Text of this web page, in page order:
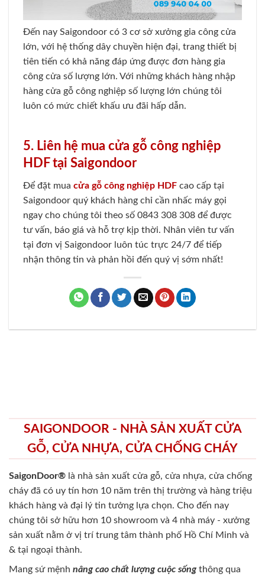
Đến nay Saigondoor có 3 cơ sở xưởng gia công cửa
lớn, với hệ thống dây chuyền hiện đại, trang thiết bị
tiên tiến có khả năng đáp ứng được đơn hàng gia
công cửa số lượng lớn. Với những khách hàng nhập
hàng cửa gỗ công nghiệp số lượng lớn chúng tôi
luôn có mức chiết khấu ưu đãi hấp dẫn.
5. Liên hệ mua cửa gỗ công nghiệp
HDF tại Saigondoor
Để đặt mua cửa gỗ công nghiệp HDF cao cấp tại
Saigondoor quý khách hàng chỉ cần nhấc máy gọi
ngay cho chúng tôi theo số 0843 308 308 để được
tư vấn, báo giá và hỗ trợ kịp thời. Nhân viên tư vấn
tại đơn vị Saigondoor luôn túc trực 24/7 để tiếp
nhận thông tin và phản hồi đến quý vị sớm nhất!
SAIGONDOOR - NHÀ SẢN XUẤT CỬA
GỖ, CỬA NHỰA, CỬA CHỐNG CHÁY
SaigonDoor® là nhà sản xuất cửa gỗ, cửa nhựa, cửa chống
cháy đã có uy tín hơn 10 năm trên thị trường và hàng triệu
khách hàng và đại lý tin tưởng lựa chọn. Cho đến nay
chúng tôi sở hữu hơn 10 showroom và 4 nhà máy - xưởng
sản xuất nằm ở vị trí trung tâm thành phố Hồ Chí Minh và
& tại ngoại thành.
Mang sứ mệnh nâng cao chất lượng cuộc sốngthông qua